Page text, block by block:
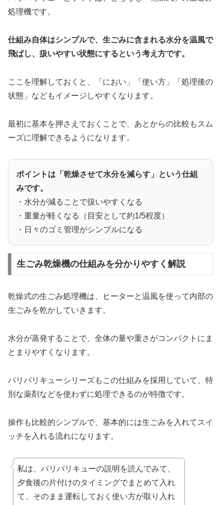
処理機です。
仕組み自体はシンプルで、生ごみに含まれる水分を温風で
飛ばし、扱いやすい状態にするという考え方です。
ここを理解しておくと、「におい」「使い方」「処理後の
状態」などもイメージしやすくなります。
最初に基本を押さえておくことで、あとからの比較もスム
ーズに理解できるようになります。
ポイントは「乾燥させて水分を減らす」という仕組
みです。
・水分が減ることで扱いやすくなる
・重量が軽くなる（目安として約1/5程度）
・日々のゴミ管理がシンプルになる
生ごみ乾燥機の仕組みを分かりやすく解説
乾燥式の生ごみ処理機は、ヒーターと温風を使って内部の
生ごみを乾かしていきます。
水分が蒸発することで、全体の量や重さがコンパクトにま
とまりやすくなります。
パリパリキューシリーズもこの仕組みを採用していて、特
別な薬剤などを使わずに処理できるのが特徴です。
操作も比較的シンプルで、基本的には生ごみを入れてスイ
ッチを入れる流れになります。
私は、パリパリキューの説明を読んでみて、
夕食後の片付けのタイミングでまとめて入れ
て、そのまま運転しておく使い方が取り入れ